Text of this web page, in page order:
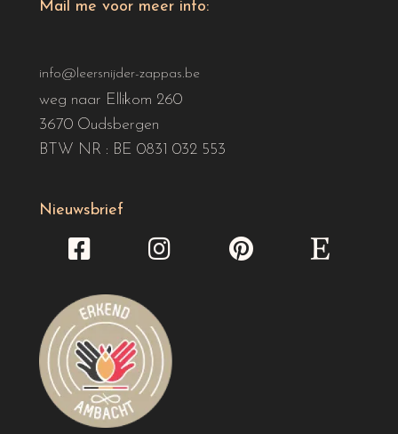
Mail me voor meer info:
info@leersnijder-zappas.be
weg naar Ellikom 260
3670 Oudsbergen
BTW NR : BE 0831 032 553
Nieuwsbrief